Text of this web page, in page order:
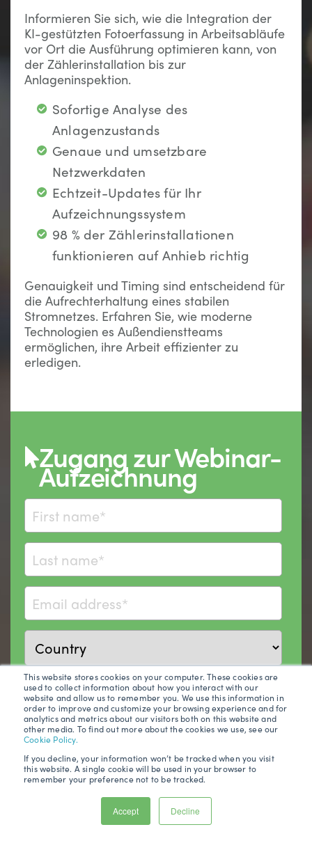
This website stores cookies on your computer. These cookies are
used to collect information about how you interact with our
website and allow us to remember you. We use this information in
order to improve and customize your browsing experience and for
analytics and metrics about our visitors both on this website and
other media. To find out more about the cookies we use, see our
Cookie Policy.
If you decline, your information won’t be tracked when you visit
this website. A single cookie will be used in your browser to
remember your preference not to be tracked.
Accept Decline
Informieren Sie sich, wie die Integration der
KI-gestützten Fotoerfassung in Arbeitsabläufe
vor Ort die Ausführung optimieren kann, von
der Zählerinstallation bis zur
Anlageninspektion.
Sofortige Analyse des
Anlagenzustands
Genaue und umsetzbare
Netzwerkdaten
Echtzeit-Updates für Ihr
Aufzeichnungssystem
98 % der Zählerinstallationen
funktionieren auf Anhieb richtig
Genauigkeit und Timing sind entscheidend für
die Aufrechterhaltung eines stabilen
Stromnetzes. Erfahren Sie, wie moderne
Technologien es Außendienstteams
ermöglichen, ihre Arbeit effizienter zu
erledigen.
Zugang zur Webinar-
Aufzeichnung
iqgeo.com needs the contact information you provide to us
to contact you about our products and services. You may
unsubscribe from these communications at anytime. For
information on how to unsubscribe, as well as our privacy
practices and commitment to protecting your privacy,
check out our Privacy Policy.